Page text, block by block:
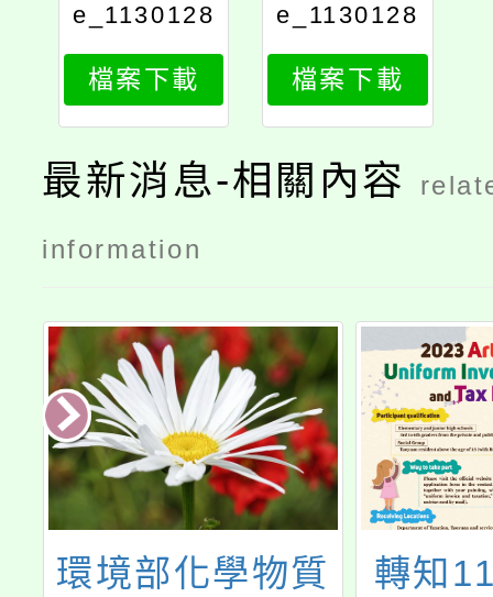
e_1130128
565_attach
3
檔案下載
e_1130128
565_attach
2
檔案下載
最新消息-相關內容
information
環境部化學物質
轉知